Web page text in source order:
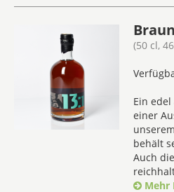
(50 cl,
Ein
einer
behält
Auch
Mehr